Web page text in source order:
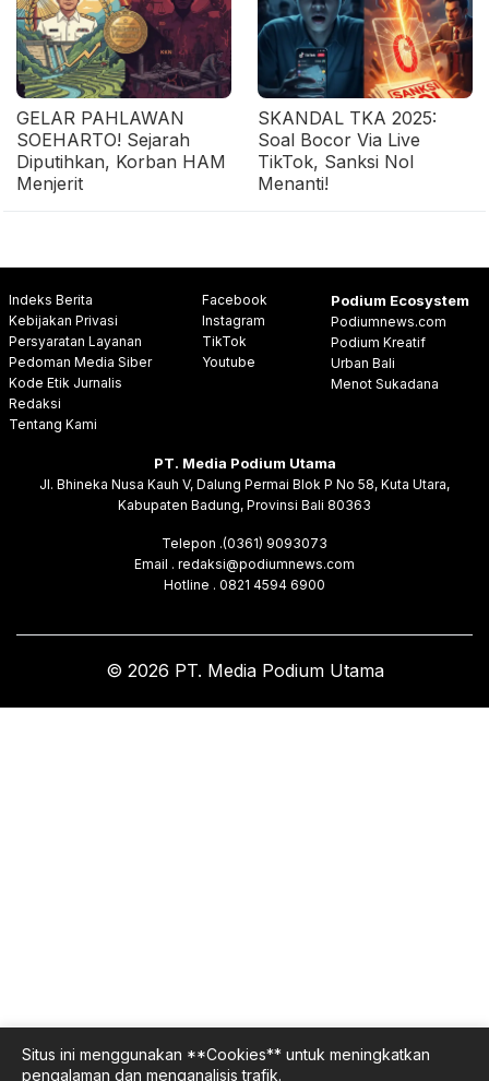
GELAR PAHLAWAN
SOEHARTO! Sejarah
Diputihkan, Korban HAM
Menjerit
SKANDAL TKA 2025:
Soal Bocor Via Live
TikTok, Sanksi Nol
Menanti!
Indeks Berita
Kebijakan Privasi
Persyaratan Layanan
Pedoman Media Siber
Kode Etik Jurnalis
Redaksi
Tentang Kami
Facebook
Instagram
TikTok
Youtube
Podium Ecosystem
Podiumnews.com
Podium Kreatif
Urban Bali
Menot Sukadana
PT. Media Podium Utama
Jl. Bhineka Nusa Kauh V, Dalung Permai Blok P No 58, Kuta Utara,
Kabupaten Badung, Provinsi Bali 80363
Telepon .(0361) 9093073
Email . redaksi@podiumnews.com
Hotline . 0821 4594 6900
© 2026 PT. Media Podium Utama
Situs ini menggunakan **Cookies** untuk meningkatkan
pengalaman dan menganalisis trafik.